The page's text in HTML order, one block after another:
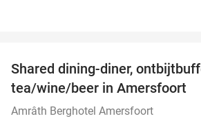
Shared dining-diner,
tea/wine/beer in Amersfoort
Amrâth Berghotel Amersfoort